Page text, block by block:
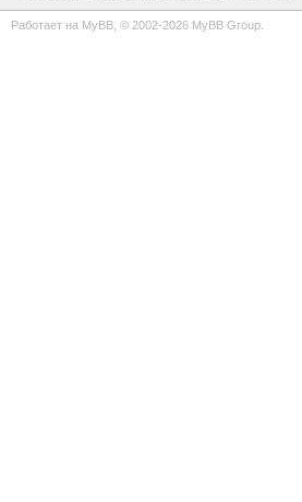
Работает на MyBB , © 2002-2026 MyBB Group